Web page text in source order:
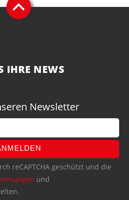
IHRE NEWS
Newsletter
reCAPTCHA geschützt und die
und